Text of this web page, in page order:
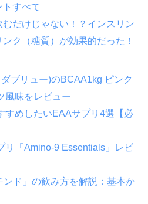
すべて
むだけじゃない！？インスリン
ク（糖質）が効果的だった！
ブリュー)のBCAA1kg ピンク
風味をレビュー
すめしたいEAAサプリ4選【必
リ「Amino-9 Essentials」レビ
ンド」の飲み方を解説：基本か